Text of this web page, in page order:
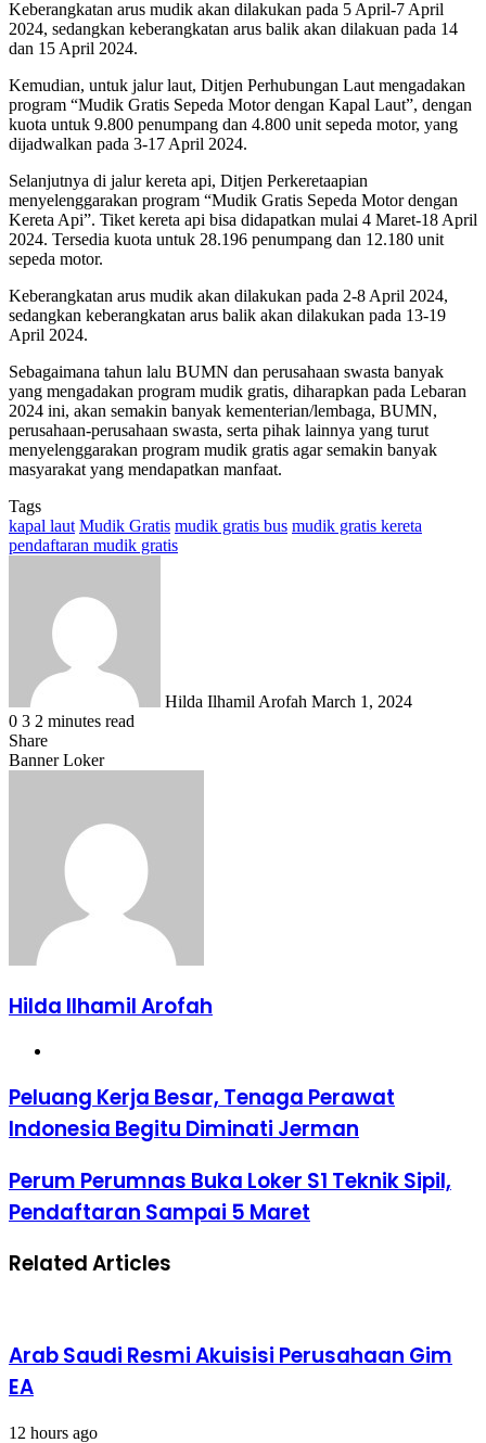
Keberangkatan arus mudik akan dilakukan pada 5 April-7 April
2024, sedangkan keberangkatan arus balik akan dilakuan pada 14
dan 15 April 2024.
Kemudian, untuk jalur laut, Ditjen Perhubungan Laut mengadakan
program “Mudik Gratis Sepeda Motor dengan Kapal Laut”, dengan
kuota untuk 9.800 penumpang dan 4.800 unit sepeda motor, yang
dijadwalkan pada 3-17 April 2024.
Selanjutnya di jalur kereta api, Ditjen Perkeretaapian
menyelenggarakan program “Mudik Gratis Sepeda Motor dengan
Kereta Api”. Tiket kereta api bisa didapatkan mulai 4 Maret-18 April
2024. Tersedia kuota untuk 28.196 penumpang dan 12.180 unit
sepeda motor.
Keberangkatan arus mudik akan dilakukan pada 2-8 April 2024,
sedangkan keberangkatan arus balik akan dilakukan pada 13-19
April 2024.
Sebagaimana tahun lalu BUMN dan perusahaan swasta banyak
yang mengadakan program mudik gratis, diharapkan pada Lebaran
2024 ini, akan semakin banyak kementerian/lembaga, BUMN,
perusahaan-perusahaan swasta, serta pihak lainnya yang turut
menyelenggarakan program mudik gratis agar semakin banyak
masyarakat yang mendapatkan manfaat.
Tags
kapal laut Mudik Gratis mudik gratis bus mudik gratis kereta
pendaftaran mudik gratis
Hilda Ilhamil Arofah March 1, 2024
0 3 2 minutes read
Share
Facebook
X
LinkedIn
WhatsApp
Share
Banner Loker
Hilda Ilhamil Arofah
Peluang
Kerja
Besar,
Indonesia
Begitu
Diminati
Peluang Kerja Besar, Tenaga Perawat
Indonesia Begitu Diminati Jerman
Perum
Perumnas
Buka
S1
Teknik
5
Maret
Perum Perumnas Buka Loker S1 Teknik Sipil,
Pendaftaran Sampai 5 Maret
Related Articles
Arab Saudi Resmi Akuisisi Perusahaan Gim
EA
12 hours ago